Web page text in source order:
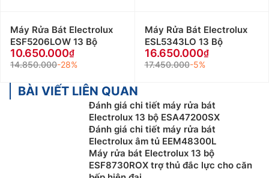
Máy Rửa Bát Electrolux
ESF5206LOW 13 Bộ
10.650.000
14.850.000-28%
Máy Rửa Bát Electrolux
ESL5343LO 13 Bộ
16.650.000
17.450.000-5%
BÀI VIẾT LIÊN QUAN
Đánh giá chi tiết máy rửa bát
Electrolux 13 bộ ESA47200SX
Đánh giá chi tiết máy rửa bát
Electrolux âm tủ EEM48300L
Máy rửa bát Electrolux 13 bộ
ESF8730ROX trợ thủ đắc lực cho căn